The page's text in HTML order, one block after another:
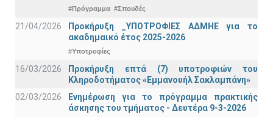
#Πρόγραμμα #Σπουδές
21/04/2026
Προκήρυξη _ΥΠΟΤΡΟΦΙΕΣ ΑΔΜΗΕ για το
ακαδημαικό έτος 2025-2026
#Υποτροφίες
16/03/2026
Προκήρυξη επτά (7) υποτροφιών του
Κληροδοτήματος «Εμμανουήλ Σακλαμπάνη»
02/03/2026
Ενημέρωση για το πρόγραμμα πρακτικής
άσκησης του τμήματος - Δευτέρα 9-3-2026